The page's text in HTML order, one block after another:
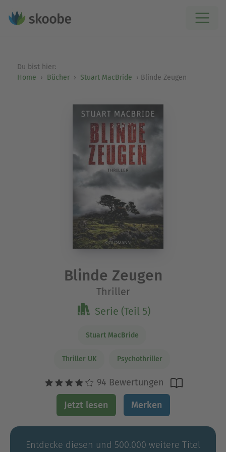
Du bist hier:
Home
Bücher Stuart MacBride Blinde Zeugen
Blinde Zeugen
Thriller
Serie (Teil 5)
Stuart MacBride
Thriller UK Psychothriller
94 Bewertungen
Jetzt lesen Merken
Entdecke diesen und 500.000 weitere Titel